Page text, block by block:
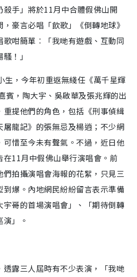
殺手」將於11月中合體假佛山開
豪言必唱「飲歌」《倒轉地球》
咁簡單︰「我哋有遊戲、互動同
！」
生，今年初重返無綫任《萬千星輝
賓，陶大宇、吳啟華及張兆輝的出
提他們的角色，包括《刑事偵緝
龍記》的張無忌及楊逍；不少網
可惜至今未有聲氣。不過，近日他
在11月中假佛山舉行演唱會。前
們拍攝演唱會海報的花絮，只見三
到爆。內地網民紛紛留言表示準備
宇哥的首場演唱會」、「期待倒轉
」。
透露三人屆時有不少表演，「我哋